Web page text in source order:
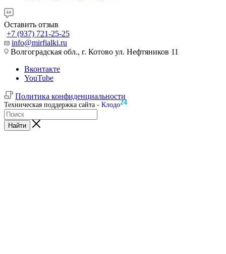
Оставить отзыв
+7 (937) 721-25-25
info@mirfialki.ru
Волгоградская обл., г. Котово ул. Нефтяников 11
Вконтакте
YouTube
Политика конфиденциальности
Техническая поддержка сайта - Клодо24
Найти